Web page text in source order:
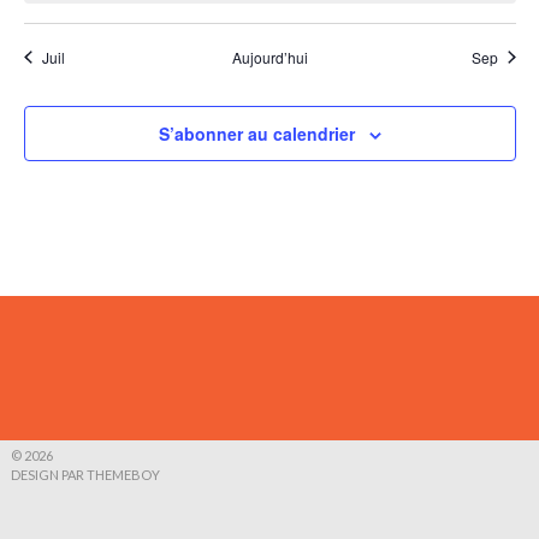
Juil Aujourd’hui Sep
S’abonner au calendrier
© 2026
DESIGN PAR THEMEBOY